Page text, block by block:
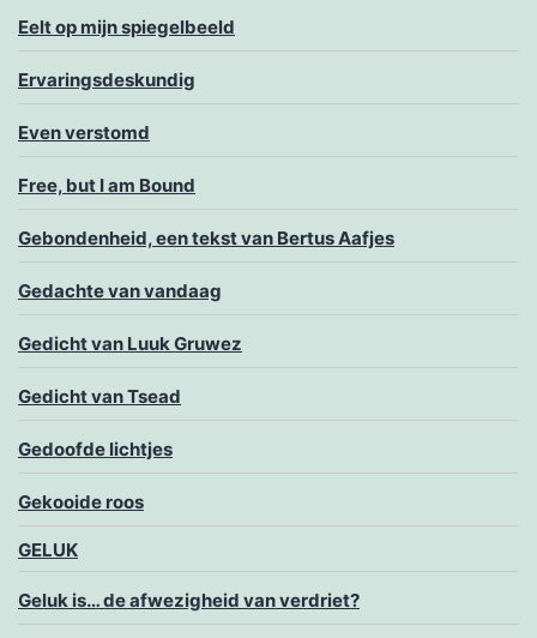
Eelt op mijn spiegelbeeld
Ervaringsdeskundig
Even verstomd
Free, but I am Bound
Gebondenheid, een tekst van Bertus Aafjes
Gedachte van vandaag
Gedicht van Luuk Gruwez
Gedicht van Tsead
Gedoofde lichtjes
Gekooide roos
GELUK
Geluk is… de afwezigheid van verdriet?